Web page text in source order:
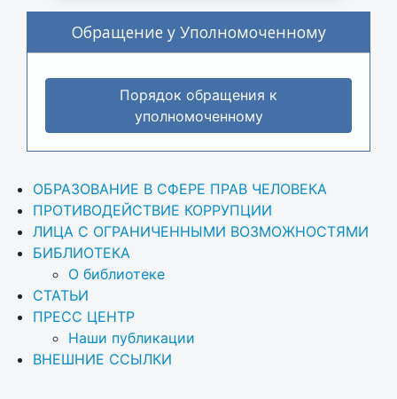
Обращение у Уполномоченному
Порядок обращения к
уполномоченному
ОБРАЗОВАНИЕ В СФЕРЕ ПРАВ ЧЕЛОВЕКА
ПРОТИВОДЕЙСТВИЕ КОРРУПЦИИ
ЛИЦА С ОГРАНИЧЕННЫМИ ВОЗМОЖНОСТЯМИ
БИБЛИОТЕКА
О библиотеке
СТАТЬИ
ПРЕСС ЦЕНТР
Наши публикации
ВНЕШНИЕ ССЫЛКИ